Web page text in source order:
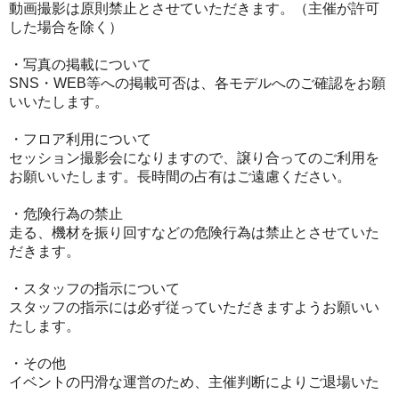
動画撮影は原則禁止とさせていただきます。（主催が許可
した場合を除く）
・写真の掲載について
SNS・WEB等への掲載可否は、各モデルへのご確認をお願
いいたします。
・フロア利用について
セッション撮影会になりますので、譲り合ってのご利用を
お願いいたします。長時間の占有はご遠慮ください。
・危険行為の禁止
走る、機材を振り回すなどの危険行為は禁止とさせていた
だきます。
・スタッフの指示について
スタッフの指示には必ず従っていただきますようお願いい
たします。
・その他
イベントの円滑な運営のため、主催判断によりご退場いた